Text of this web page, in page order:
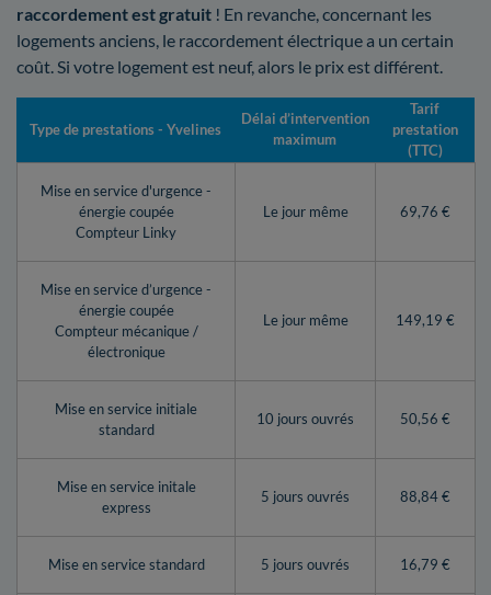
raccordement est gratuit ! En revanche, concernant les
logements anciens, le raccordement électrique a un certain
coût. Si votre logement est neuf, alors le prix est différent.
Type de prestations - Yvelines
Délai d’intervention
maximum
Tarif
prestation
(TTC)
Mise en service d'urgence -
énergie coupée
Compteur Linky
Le jour même 69,76 €
Mise en service d’urgence -
énergie coupée
Compteur mécanique /
électronique
Le jour même 149,19 €
Mise en service initiale
standard
10 jours ouvrés 50,56 €
Mise en service initale
express
5 jours ouvrés 88,84 €
Mise en service standard 5 jours ouvrés 16,79 €